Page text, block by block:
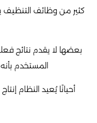
كثير من وظائف التنظيف
بعضها لا يقدم نتائج
المستخدم
أحيانًا يُعيد النظام